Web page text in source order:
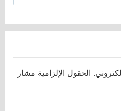
الحقول الإلزامية مشار